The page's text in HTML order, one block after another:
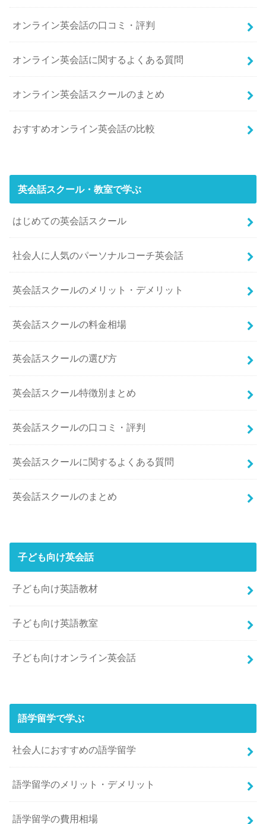
オンライン英会話の口コミ・評判
オンライン英会話に関するよくある質問
オンライン英会話スクールのまとめ
おすすめオンライン英会話の比較
英会話スクール・教室で学ぶ
はじめての英会話スクール
社会人に人気のパーソナルコーチ英会話
英会話スクールのメリット・デメリット
英会話スクールの料金相場
英会話スクールの選び方
英会話スクール特徴別まとめ
英会話スクールの口コミ・評判
英会話スクールに関するよくある質問
英会話スクールのまとめ
子ども向け英会話
子ども向け英語教材
子ども向け英語教室
子ども向けオンライン英会話
語学留学で学ぶ
社会人におすすめの語学留学
語学留学のメリット・デメリット
語学留学の費用相場